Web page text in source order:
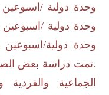
وحدة دولية /اسبوعين
وحدة دولية /اسبوعين
وحدة دولية/اسبوعين
.تمت دراسة بعض
الجماعية والفردية